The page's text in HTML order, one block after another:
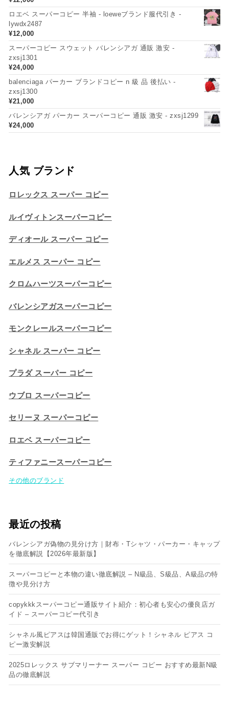
ロエベ スーパーコピー 半袖 - loeweブランド服代引き -
lywdx2487
¥12,000
スーパーコピー スウェット バレンシアガ 通販 激安 -
zxsj1301
¥24,000
balenciaga パーカー ブランドコピー n 級 品 後払い -
zxsj1300
¥21,000
バレンシアガ パーカー スーパーコピー 通販 激安 - zxsj1299
¥24,000
人気 ブランド
ロレックス スーパー コピー
ルイヴィトンスーパーコピー
ディオール スーパー コピー
エルメス スーパー コピー
クロムハーツスーパーコピー
バレンシアガスーパーコピー
モンクレールスーパーコピー
シャネル スーパー コピー
プラダ スーパー コピー
ウブロ スーパーコピー
セリーヌ スーパーコピー​
ロエベ スーパーコピー
ティファニースーパーコピー
その他のブランド
最近の投稿
バレンシアガ偽物の見分け方｜財布・Tシャツ・パーカー・キャップ
を徹底解説【2026年最新版】
スーパーコピーと本物の違い徹底解説 – N級品、S級品、A級品の特
徴や見分け方
copykkkスーパーコピー通販サイト紹介：初心者も安心の優良店ガ
イド – スーパーコピー代引き
シャネル風ピアスは韓国通販でお得にゲット！シャネル ピアス コ
ピー​激安解説
2025ロレックス サブマリーナー スーパー コピー おすすめ最新N級
品の徹底解説